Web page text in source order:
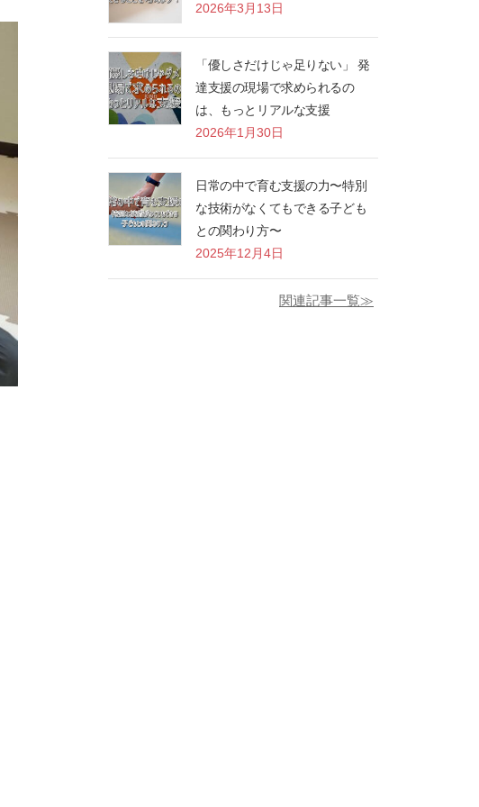
2026年3月13日
「優しさだけじゃ足りない」 発
達支援の現場で求められるの
は、もっとリアルな支援
2026年1月30日
日常の中で育む支援の力〜特別
な技術がなくてもできる子ども
との関わり方〜
2025年12月4日
関連記事一覧≫